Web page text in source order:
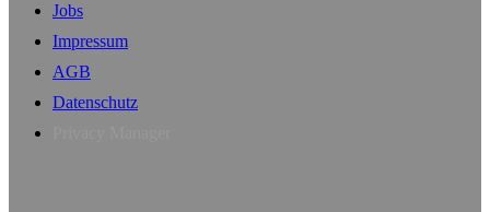
Jobs
Impressum
AGB
Datenschutz